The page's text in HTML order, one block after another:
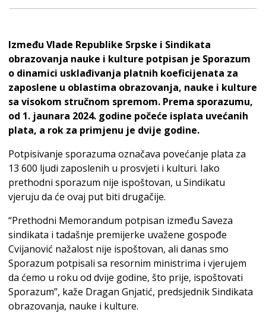
Između Vlade Republike Srpske i Sindikata
obrazovanja nauke i kulture potpisan je Sporazum
o dinamici usklađivanja platnih koeficijenata za
zaposlene u oblastima obrazovanja, nauke i kulture
sa visokom stručnom spremom. Prema sporazumu,
od 1. jaunara 2024. godine počeće isplata uvećanih
plata, a rok za primjenu je dvije godine.
Potpisivanje sporazuma označava povećanje plata za
13 600 ljudi zaposlenih u prosvjeti i kulturi. Iako
prethodni sporazum nije ispoštovan, u Sindikatu
vjeruju da će ovaj put biti drugačije.
“Prethodni Memorandum potpisan između Saveza
sindikata i tadašnje premijerke uvažene gospođe
Cvijanović nažalost nije ispoštovan, ali danas smo
Sporazum potpisali sa resornim ministrima i vjerujem
da ćemo u roku od dvije godine, što prije, ispoštovati
Sporazum”, kaže Dragan Gnjatić, predsjednik Sindikata
obrazovanja, nauke i kulture.